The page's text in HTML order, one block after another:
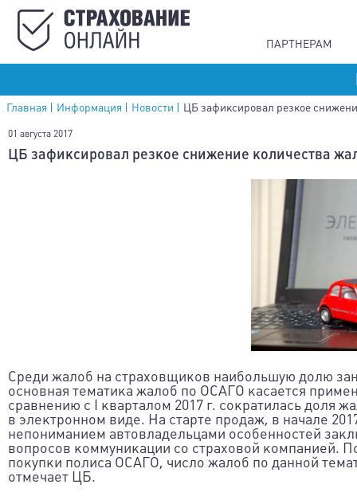
ПАРТНЕРАМ
Главная Информация Новости ЦБ зафиксировал резкое
01 августа 2017
ЦБ зафиксировал резкое снижение количества
Среди жалоб на страховщиков наибольшую долю
основная тематика жалоб по ОСАГО касается
сравнению с I кварталом 2017 г. сократилась доля
в электронном виде. На старте продаж, в начале
непониманием автовладельцами особенностей
вопросов коммуникации со страховой компанией.
покупки полиса ОСАГО, число жалоб по данной
отмечает ЦБ.